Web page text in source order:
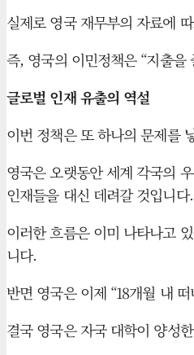
실제로 영국 재무부의 자료에
즉, 영국의 이민정책은 “지출
글로벌 인재 유출의 역설
이번 정책은 또 하나의 문제를
영국은 오랫동안 세계 각국의
인재들을 대신 데려갈 것입니다.
이러한 흐름은 이미 나타나고
니다.
반면 영국은 이제 “18개월 내
결국 영국은 자국 대학이 양성